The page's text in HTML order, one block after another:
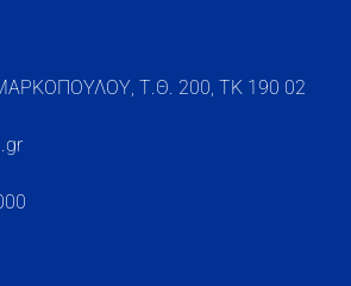
Τ.Θ. 200, TK 190 02